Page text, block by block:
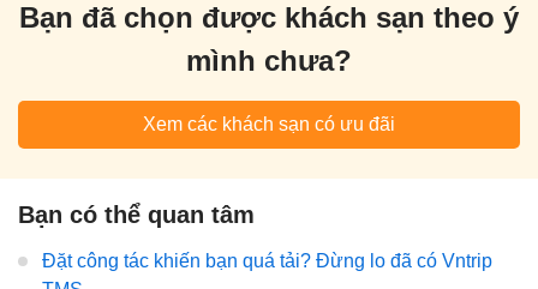
Bạn đã chọn được khách sạn theo ý
mình chưa?
Xem các khách sạn có ưu đãi
Bạn có thể quan tâm
Đặt công tác khiến bạn quá tải? Đừng lo đã có Vntrip